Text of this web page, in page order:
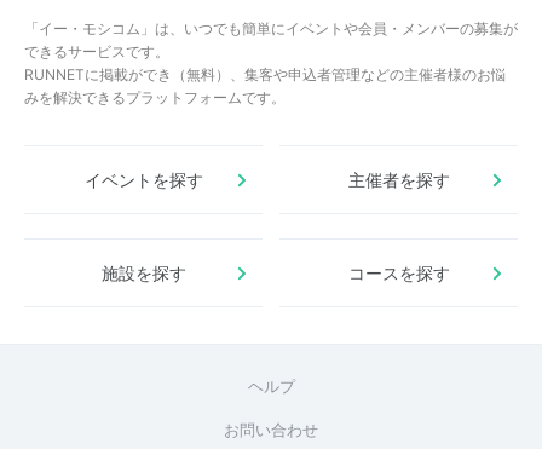
「イー・モシコム」は、いつでも簡単にイベントや会員・メンバーの募集が
できるサービスです。
RUNNETに掲載ができ（無料）、集客や申込者管理などの主催者様のお悩
みを解決できるプラットフォームです。
イベントを探す 主催者を探す
施設を探す コースを探す
ヘルプ
お問い合わせ